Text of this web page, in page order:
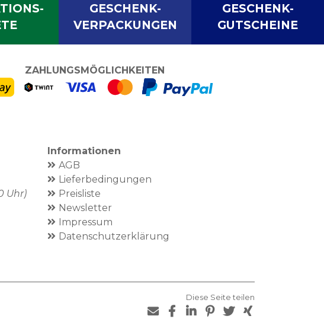
GESCHENK-
VERPACKUNGEN
GESCHENK-
GUTSCHEINE
ZAHLUNGSMÖGLICHKEITEN
Uhr)
Informationen
AGB
Lieferbedingungen
Preisliste
Newsletter
Impressum
Datenschutzerklärung
Diese Seite teilen